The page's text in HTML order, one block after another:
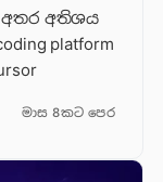
අතර අතිශය
platform
මාස 8කට පෙර